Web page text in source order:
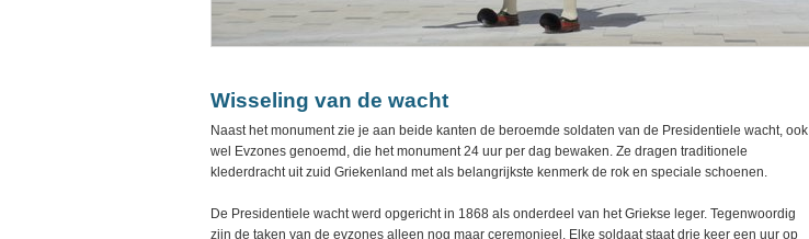
Wisseling van de wacht
Naast het monument zie je aan beide kanten de beroemde soldaten van de Presidentiele wacht, ook
wel Evzones genoemd, die het monument 24 uur per dag bewaken. Ze dragen traditionele
klederdracht uit zuid Griekenland met als belangrijkste kenmerk de rok en speciale schoenen.
De Presidentiele wacht werd opgericht in 1868 als onderdeel van het Griekse leger. Tegenwoordig
zijn de taken van de evzones alleen nog maar ceremonieel. Elke soldaat staat drie keer een uur op